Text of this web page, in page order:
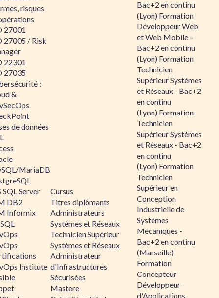
risques
27001
27005 / Risk
22301
27035
:
&
de données
MariaDB
SQL Server
DB2
Informix
Institute
Cursus
Titres diplômants
Administrateurs
Systèmes et Réseaux
Technicien Supérieur
Systèmes et Réseaux
Administrateur
d'Infrastructures
Sécurisées
Mastere
Bac+2 en continu
(Lyon) Formation
Développeur Web
et Web Mobile –
Bac+2 en continu
(Lyon) Formation
Technicien
Supérieur Systèmes
et Réseaux - Bac+2
en continu
(Lyon) Formation
Technicien
Supérieur Systèmes
et Réseaux - Bac+2
en continu
(Lyon) Formation
Technicien
Supérieur en
Conception
Industrielle de
Systèmes
Mécaniques -
Bac+2 en continu
(Marseille)
Formation
Concepteur
Développeur
d'Applications